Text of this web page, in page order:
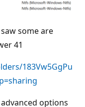
some are
41
183Vw5GgPu
options